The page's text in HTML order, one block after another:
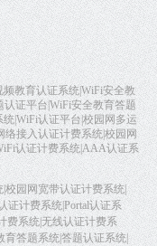
教育认证系统|WiFi安全教
证平台|WiFi安全教育答题
|WiFi认证平台|校园网多运
接入认证计费系统|校园网
认证计费系统|AAA认证系
校园网宽带认证计费系统|
证计费系统|Portal认证系
费系统|无线认证计费系
答题系统|答题认证系统|